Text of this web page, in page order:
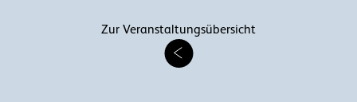
Zur Veranstaltungsübersicht